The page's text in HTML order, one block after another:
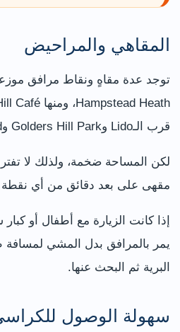
المقاهي والمراحيض
توجد عدة مقاهٍ ونقاط مرافق
قرب الـLido وGolders Hill Park وKenwood.
لكن المساحة ضخمة، ولذلك لا
مقهى على بعد دقائق من أي
إذا كانت الزيارة مع أطفال أو
يمر بالمرافق بدل المشي لمسافة
البرية ثم البحث عنها.
سهولة الوصول